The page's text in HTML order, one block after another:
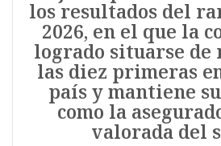
los resultados del
2026, en el que la
logrado situarse de
las diez primeras
país y mantiene
como la
valorada del